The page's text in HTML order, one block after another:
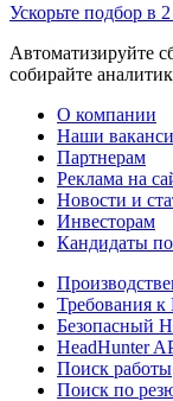
Ускорьте подбор в
Автоматизируйте
собирайте
О компании
Наши
Партнерам
Реклама на
Новости и
Инвесторам
Кандидаты
Требования
Безопасный
HeadHunter
Поиск работы
Поиск по